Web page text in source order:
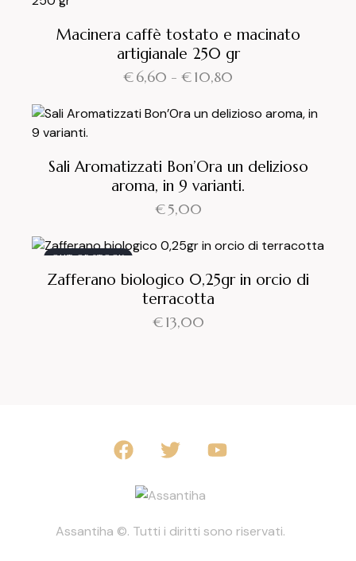
Macinera caffè tostato e macinato
artigianale 250 gr
€6,60 - €10,80
Sali Aromatizzati Bon’Ora un delizioso
aroma, in 9 varianti.
€5,00
OUT OF STOCK
Zafferano biologico 0,25gr in orcio di
terracotta
€13,00
Assantiha ©. Tutti i diritti sono riservati.